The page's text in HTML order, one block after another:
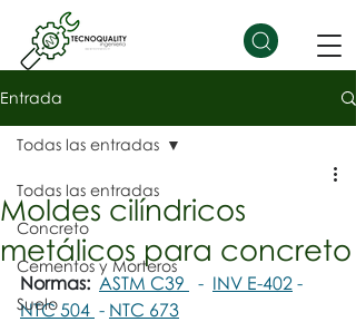
Entrada
Todas las entradas
Concreto
Cementos y Morteros
Suelo
Todas las entradas
Moldes cilíndricos
metálicos para concreto
Normas: ASTM C39
  -
INV E-402 -
NTC 504 - NTC 673